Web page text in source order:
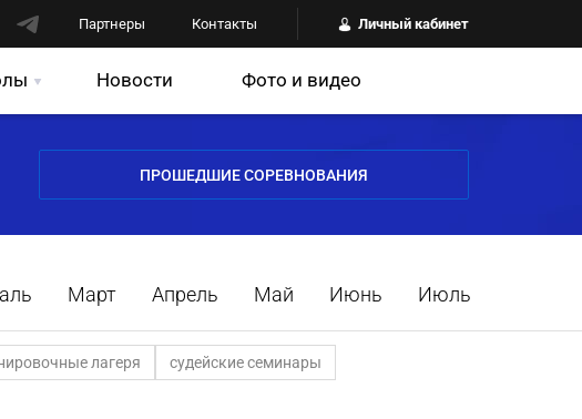
Партнеры Контакты Личный кабинет
Новости Фото и видео
ПРОШЕДШИЕ СОРЕВНОВАНИЯ
Март Апрель Май Июнь Июль
лагеря судейские семинары